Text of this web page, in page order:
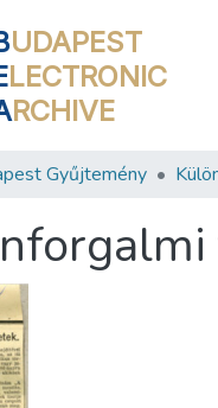
UDAPEST
LECTRONIC
RCHIVE
Gyűjtemény